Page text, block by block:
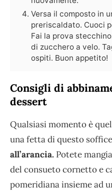
Versa il composto in
preriscaldato. Cuoci
Fai la prova
di zucchero a velo.
ospiti. Buon appetito!
Consigli di
dessert
Qualsiasi momento è
una fetta di questo
all’arancia. Potete
del consueto cornetto e
pomeridiana insieme ad